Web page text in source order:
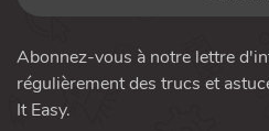
Abonnez-vous à notre lettre
régulièrement des trucs et
It Easy.